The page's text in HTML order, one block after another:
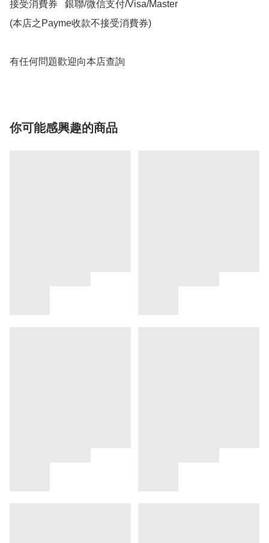
接受消費券   銀聯/微信支付/Visa/Master
(本店之Payme收款不接受消費券)
有任何問題歡迎向本店查詢
你可能感興趣的商品